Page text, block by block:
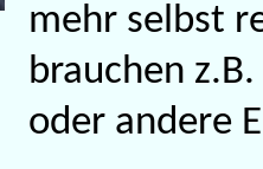
mehr selbst
brauchen
oder andere